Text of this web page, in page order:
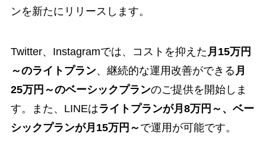
ンを新たにリリースします。
Twitter、Instagramでは、コストを抑えた 月15万円
～のライトプラン、継続的な運用改善ができる 月
25万円～のベーシックプランのご提供を開始しま
す。また、LINEはライトプランが月8万円～、ベー
シックプランが月15万円～ で運用が可能です。